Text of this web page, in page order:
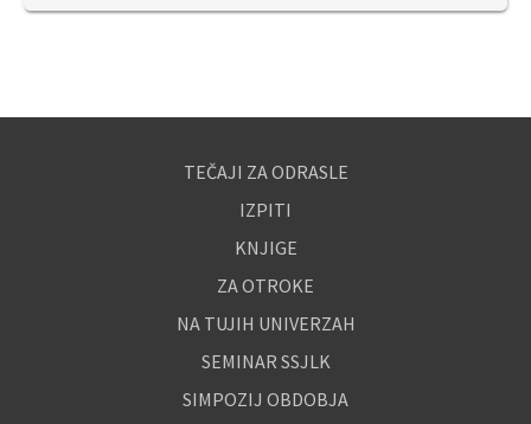
TEČAJI ZA ODRASLE
IZPITI
KNJIGE
ZA OTROKE
NA TUJIH UNIVERZAH
SEMINAR SSJLK
SIMPOZIJ OBDOBJA